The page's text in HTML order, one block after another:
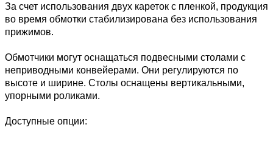
За счет использования двух кареток с пленкой, продукция
во время обмотки стабилизирована без использования
прижимов.
Обмотчики могут оснащаться подвесными столами с
неприводными конвейерами. Они регулируются по
высоте и ширине. Столы оснащены вертикальными,
упорными роликами.
Доступные опции: